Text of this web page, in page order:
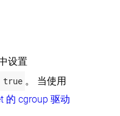
设置
true 。 当使用
的 cgroup 驱动